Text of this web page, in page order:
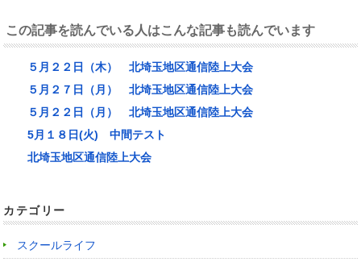
この記事を読んでいる人はこんな記事も読んでいます
５月２２日（木） 北埼玉地区通信陸上大会
５月２７日（月） 北埼玉地区通信陸上大会
５月２２日（月） 北埼玉地区通信陸上大会
5月１８日(火) 中間テスト
北埼玉地区通信陸上大会
カテゴリー
スクールライフ